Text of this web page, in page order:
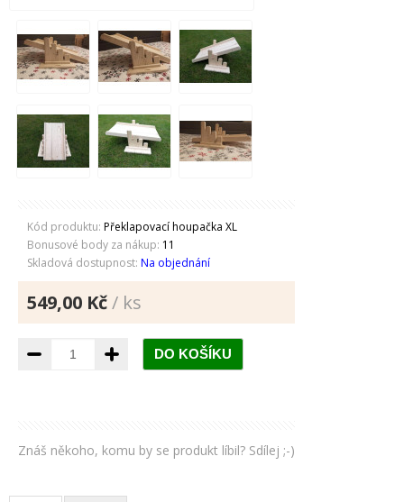
Kód produktu: Překlapovací houpačka XL
Bonusové body za nákup: 11
Skladová dostupnost: Na objednání
549,00 Kč/ ks
Znáš někoho, komu by se produkt líbil? Sdílej ;-)